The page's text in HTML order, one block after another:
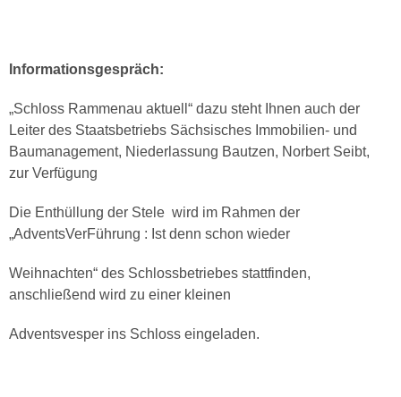
Informationsgespräch:
„Schloss Rammenau aktuell“ dazu steht Ihnen auch der
Leiter des Staatsbetriebs Sächsisches Immobilien- und
Baumanagement, Niederlassung Bautzen, Norbert Seibt,
zur Verfügung
Die Enthüllung der Stele wird im Rahmen der
„AdventsVerFührung : Ist denn schon wieder
Weihnachten“ des Schlossbetriebes stattfinden,
anschließend wird zu einer kleinen
Adventsvesper ins Schloss eingeladen.